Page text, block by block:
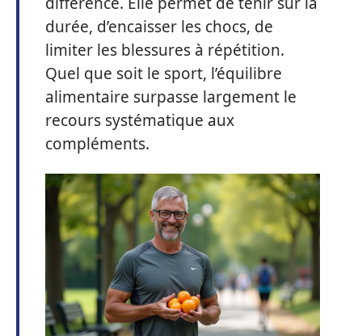
durée, d’encaisser les chocs, de
limiter les blessures à répétition.
Quel que soit le sport, l’équilibre
alimentaire surpasse largement le
recours systématique aux
compléments.